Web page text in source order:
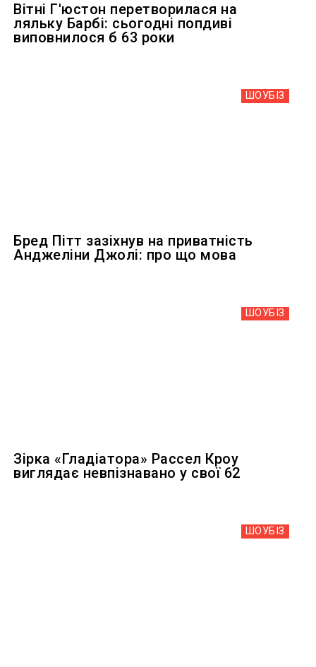
Вітні Г'юстон перетворилася на
ляльку Барбі: сьогодні попдиві
виповнилося б 63 роки
ШОУБIЗ
Бред Пітт зазіхнув на приватність
Анджеліни Джолі: про що мова
ШОУБIЗ
Зірка «Гладіатора» Рассел Кроу
виглядає невпізнавано у свої 62
ШОУБIЗ